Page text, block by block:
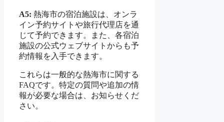
A5: 熱海市の宿泊施設は、オンラ
イン予約サイトや旅行代理店を通
じて予約できます。また、各宿泊
施設の公式ウェブサイトからも予
約情報を入手できます。
これらは一般的な熱海市に関する
FAQです。特定の質問や追加の情
報が必要な場合は、お知らせくだ
さい。